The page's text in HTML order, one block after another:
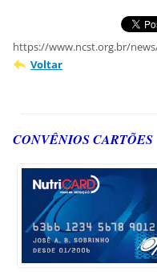
https://www.ncst.org.br/
Voltar
CONVÊNIOS CARTÕES